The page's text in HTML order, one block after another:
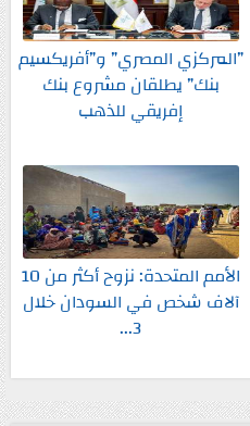
”المركزي المصري” و”أفريكسيم
بنك” يطلقان مشروع بنك
إفريقي للذهب
الأمم المتحدة: نزوح أكثر من 10
آلاف شخص في السودان خلال
3...